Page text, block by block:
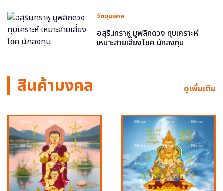
วัตถุมงคล
อสุรินทราหู มูพลิกดวง ทุบเคราะห์
เหมาะสายเสี่ยงโชค นักลงทุน
สินค้ามงคล ดูเพิ่มเติม